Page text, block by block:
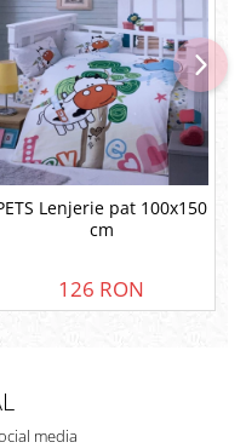
Lenjerie pat 100x150
cm
126 RON
media